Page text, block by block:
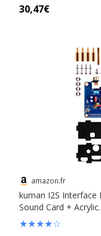
30,47€
amazon.fr
kuman I2S Interface
Sound Card +
★★★★☆